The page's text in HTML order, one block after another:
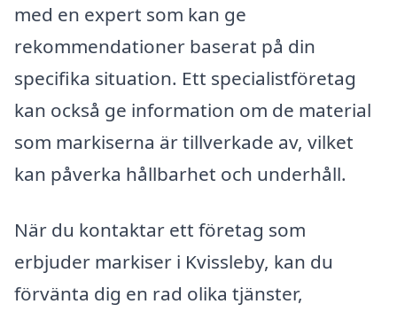
med en expert som kan ge
rekommendationer baserat på din
specifika situation. Ett specialistföretag
kan också ge information om de material
som markiserna är tillverkade av, vilket
kan påverka hållbarhet och underhåll.
När du kontaktar ett företag som
erbjuder markiser i Kvissleby, kan du
förvänta dig en rad olika tjänster,